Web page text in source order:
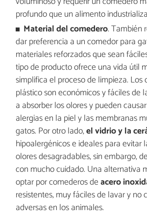
profundo que un alimento
Material del comedero. También
dar preferencia a un comedor para
materiales reforzados que sean
tipo de producto ofrece una vida útil
simplifica el proceso de limpieza. Los
plástico son económicos y fáciles de
a absorber los olores y pueden
alergias en la piel y las membranas
gatos. Por otro lado,el vidrio y la
hipoalergénicos e ideales para evitar
olores desagradables, sin embargo,
con mucho cuidado. Una alternativa
optar por comederos deacero
resistentes, muy fáciles de lavar y no
adversas en los animales.